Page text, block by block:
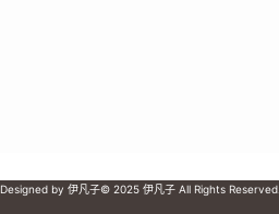
Designed by 伊凡子© 2025 伊凡子 All Rights Reserved.